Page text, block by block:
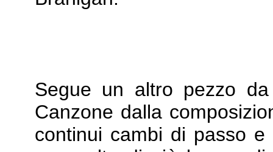
Segue un altro pezzo
Canzone dalla
continui cambi di passo